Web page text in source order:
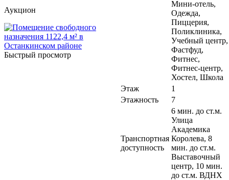
Аукцион
Быстрый просмотр
Мини-отель,
Одежда,
Пиццерия,
Поликлиника,
Учебный центр,
Фастфуд,
Фитнес,
Фитнес-центр,
Хостел, Школа
Этаж
1
Этажность
7
Транспортная
доступность
6 мин. до ст.м.
Улица
Академика
Королева, 8
мин. до ст.м.
Выставочный
центр, 10 мин.
до ст.м. ВДНХ